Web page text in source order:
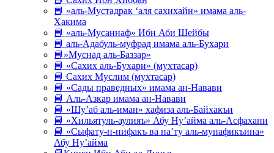
📘 «аль-Мустадрак ‘аля сахихайн» имама аль-
Хакима
📘 «аль-Мусаннаф» Ибн Аби Шейбы
📘 аль-Адабуль-муфрад имама аль-Бухари
📘»Муснад аль-Баззар»
📘 «Сахих аль-Бухари» (мухтасар)
📘 Сахих Муслим (мухтасар)
📘 «Сады праведных» имама ан-Навави
📘 Аль-Азкар имама ан-Навави
📘 «Шу’аб аль-иман» хафиза аль-Байхакъи
📘 «Хильятуль-аулияъ» Абу Ну’айма аль-Асфахани
📘 «Сыфату-н-нифакъ ва на’ту аль-мунафикъина»
Абу Ну’айма